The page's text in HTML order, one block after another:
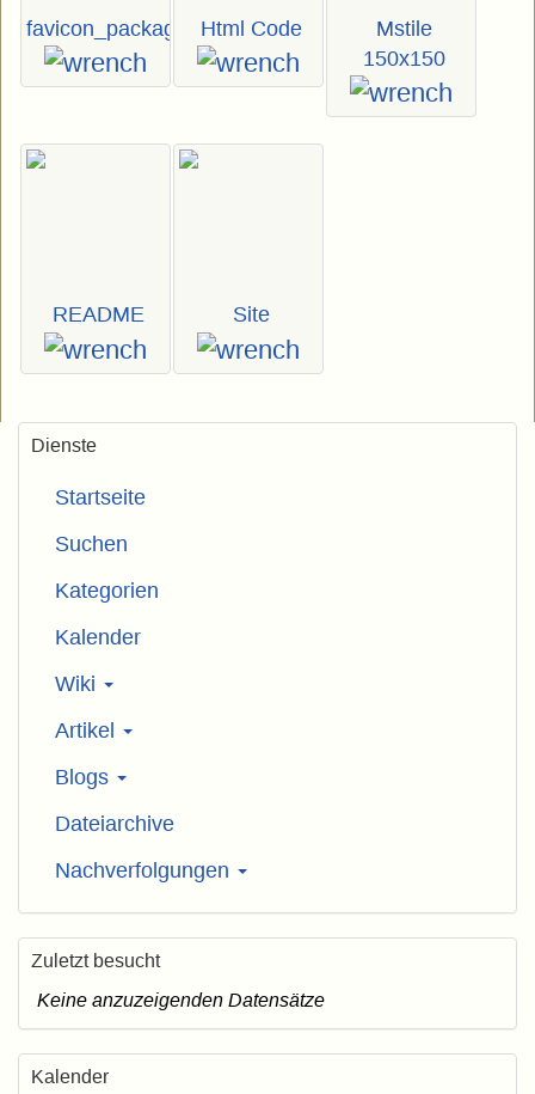
favicon_package_v0.16.zip
Html Code
Mstile
150x150
README Site
Dienste
Startseite
Suchen
Kategorien
Kalender
Wiki
Artikel
Blogs
Dateiarchive
Nachverfolgungen
Zuletzt besucht
Keine anzuzeigenden Datensätze
Kalender